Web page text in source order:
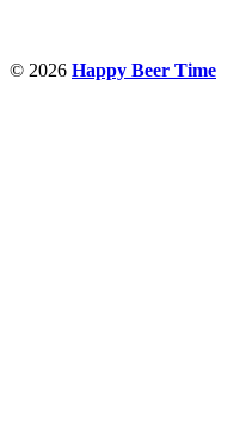
© 2026 Happy Beer Time